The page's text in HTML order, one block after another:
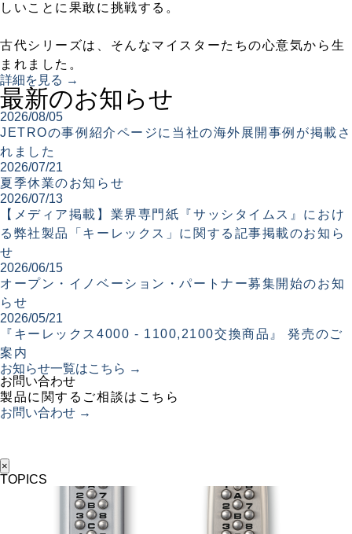
しいことに果敢に挑戦する。
古代シリーズは、そんなマイスターたちの心意気から生
まれました。
詳細を見る →
最新のお知らせ
2026/08/05
JETROの事例紹介ページに当社の海外展開事例が掲載さ
れました
2026/07/21
夏季休業のお知らせ
2026/07/13
【メディア掲載】業界専門紙『サッシタイムス』におけ
る弊社製品「キーレックス」に関する記事掲載のお知ら
せ
2026/06/15
オープン・イノベーション・パートナー募集開始のお知
らせ
2026/05/21
『キーレックス4000 - 1100,2100交換商品』 発売のご
案内
お知らせ一覧はこちら →
お問い合わせ
製品に関するご相談はこちら
お問い合わせ →
×
TOPICS